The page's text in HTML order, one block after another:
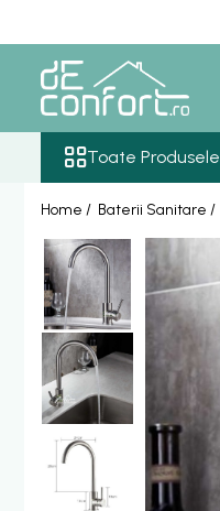
Toate Produsele
Baterii Sanitare
Senzori lavoar - pisoar
Baterie lavoar senzor
Baterie pisoar senzor
Accesorii baterii senzor
Baterii bronz antic
Baterie retro blat
Baterie bronz lavoar
Baterie bronz perete
Baterii lavoar
Baterie Bucatarie
Componente Dus
Furtun dus
Toate Produsele
Home / Baterii Sanitare /